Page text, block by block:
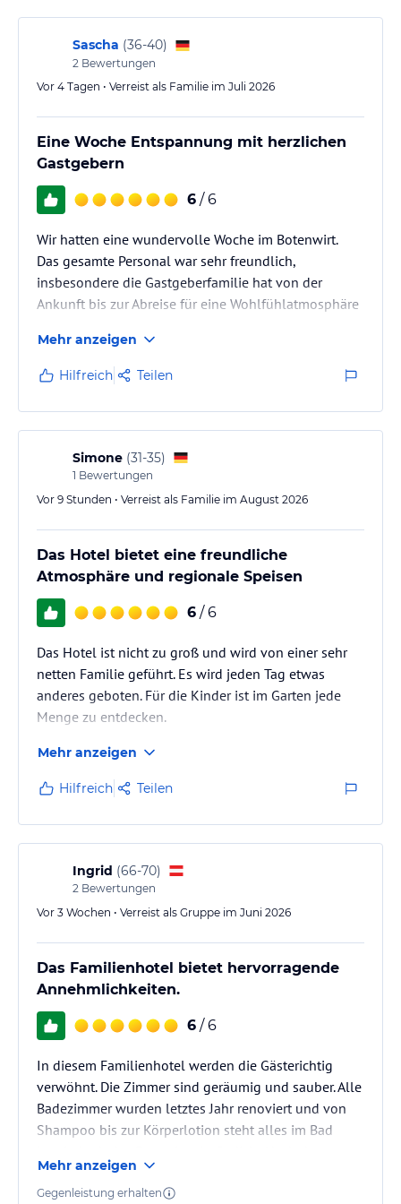
Sascha (36-40)
2 Bewertungen
Vor 4 Tagen • Verreist als Familie im Juli 2026
Eine Woche Entspannung mit herzlichen
Gastgebern
6 / 6
Wir hatten eine wundervolle Woche im Botenwirt.
Das gesamte Personal war sehr freundlich,
insbesondere die Gastgeberfamilie hat von der
Ankunft bis zur Abreise für eine Wohlfühlatmosphäre
Wir haben viele Punkte des Wochenprogramms
genutzt (u.a. Yoga, Familien- und Kräuterwanderung,
Kinderbetreuung). Auch hier war alles sehr herzlich.
Wir haben uns sehr wohlgefühlt und bereits für das
nächste Jahr reserviert.
Mehr anzeigen
Hilfreich Teilen
Simone (31-35)
1 Bewertungen
Vor 9 Stunden • Verreist als Familie im August 2026
Das Hotel bietet eine freundliche
Atmosphäre und regionale Speisen
6 / 6
Das Hotel ist nicht zu groß und wird von einer sehr
netten Familie geführt. Es wird jeden Tag etwas
anderes geboten. Für die Kinder ist im Garten jede
Menge zu entdecken.
Mehr anzeigen
Hilfreich Teilen
Ingrid (66-70)
2 Bewertungen
Vor 3 Wochen • Verreist als Gruppe im Juni 2026
Das Familienhotel bietet hervorragende
Annehmlichkeiten.
6 / 6
In diesem Familienhotel werden die Gästerichtig
verwöhnt. Die Zimmer sind geräumig und sauber. Alle
Badezimmer wurden letztes Jahr renoviert und von
Shampoo bis zur Körperlotion steht alles im Bad
letzten Skiabfahrt (Abfahrt bis zum Hotel möglich)
bzw. nach einer schönen Wanderung wartet schon die
Mehr anzeigen
Gegenleistung erhalten